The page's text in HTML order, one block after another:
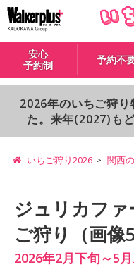
安心
予約制
予約不
2026年のいちご狩
た。来年(2027)も
いちご狩り2026 関西
ジュリカファ
ご狩り（画像
2026年2月下旬～5